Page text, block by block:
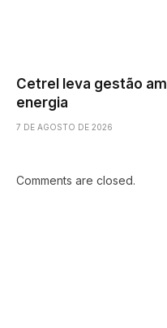
Cetrel leva gestão
energia
7 DE AGOSTO DE 2026
Comments are closed.